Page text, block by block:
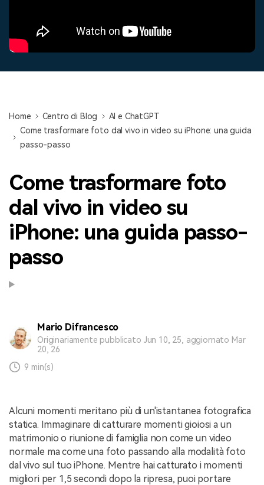
Home Centro di Blog
AI e ChatGPT
Come trasformare foto dal vivo in video su iPhone: una guida
passo-passo
Come trasformare foto
dal vivo in video su
iPhone: una guida passo-
passo
Mario Difrancesco
Originariamente pubblicato Jun 10, 25, aggiornato Mar
20, 26
9 min(s)
Alcuni momenti meritano più di un'istantanea fotografica
statica. Immaginare di catturare momenti gioiosi a un
matrimonio o riunione di famiglia non come un video
normale ma come una foto passando alla modalità foto
dal vivo sul tuo iPhone. Mentre hai catturato i momenti
migliori per 1,5 secondi dopo la ripresa, puoi portare